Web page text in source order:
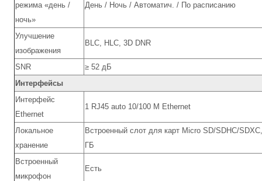
режима «день /
ночь»
День / Ночь / Автоматич. / По расписанию
Улучшение
изображения
BLC, HLC, 3D DNR
SNR
≥ 52 дБ
Интерфейсы
Интерфейс
Ethernet
1 RJ45 auto 10/100 М Ethernet
Локальное
хранение
Встроенный слот для карт Micro SD/SDHC/
ГБ
Встроенный
микрофон
Есть